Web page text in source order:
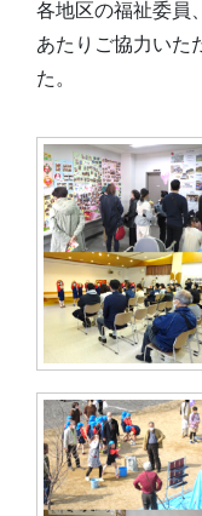
各地区の福祉委員
あたりご協力いた
た。